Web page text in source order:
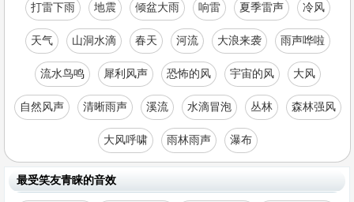
打雷下雨 地震 倾盆大雨 响雷 夏季雷声 冷风
天气 山洞水滴 春天 河流 大浪来袭 雨声哗啦
流水鸟鸣 犀利风声 恐怖的风 宇宙的风 大风
自然风声 清晰雨声 溪流 水滴冒泡 丛林 森林强风
大风呼啸 雨林雨声 瀑布
最受笑友青睐的音效